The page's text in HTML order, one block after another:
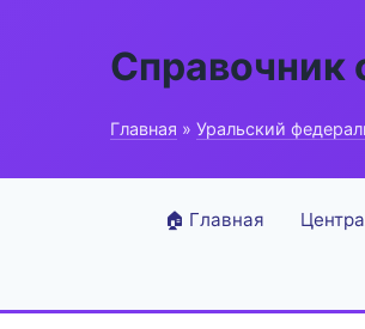
Справочник
Главная » Уральский
🏠 Главная